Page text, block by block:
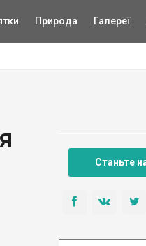
Природа Галереї
Станьте